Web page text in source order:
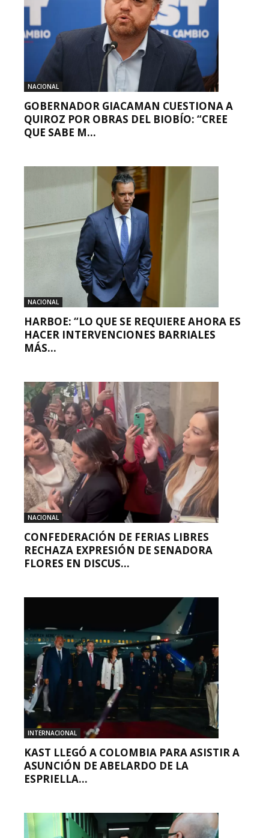
NACIONAL
GOBERNADOR GIACAMAN CUESTIONA A
QUIROZ POR OBRAS DEL BIOBÍO: “CREE
QUE SABE M...
NACIONAL
HARBOE: “LO QUE SE REQUIERE AHORA ES
HACER INTERVENCIONES BARRIALES
MÁS...
NACIONAL
CONFEDERACIÓN DE FERIAS LIBRES
RECHAZA EXPRESIÓN DE SENADORA
FLORES EN DISCUS...
INTERNACIONAL
KAST LLEGÓ A COLOMBIA PARA ASISTIR A
ASUNCIÓN DE ABELARDO DE LA
ESPRIELLA...